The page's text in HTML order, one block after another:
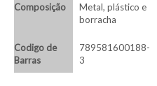
Composição
Metal, plástico e
borracha
Codigo de
Barras
789581600188-
3